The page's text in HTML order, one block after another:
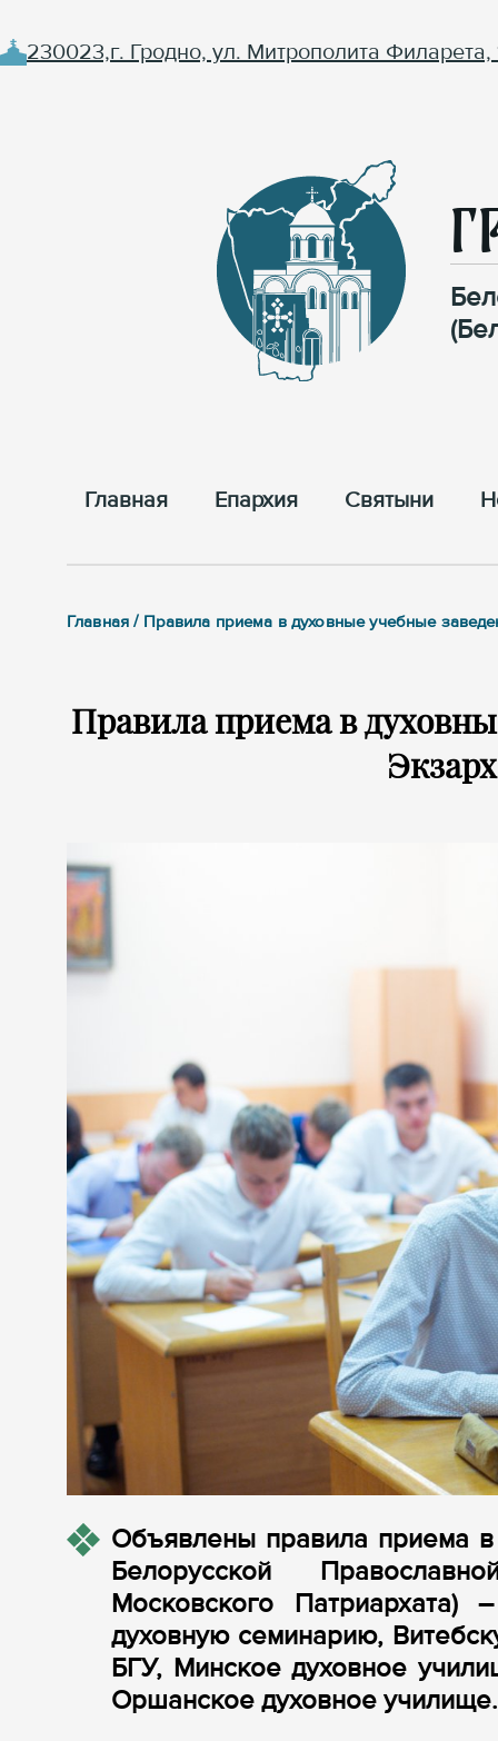
230023,г. Гродно, ул. Митрополита Филарета,
Главная Епархия Cвятыни
Главная / Правила приема в духовные учебные
Правила приема в
Объявлены правила приема
Белорусской
Московского
духовную семинарию,
БГУ, Минское духовное
Оршанское духовное училище.